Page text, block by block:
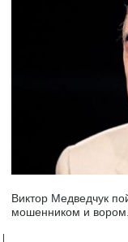
Виктор Медведчук
мошенником и вором.